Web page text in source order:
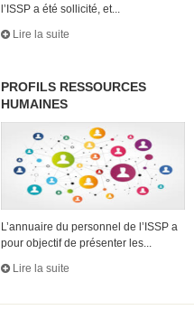
l’ISSP a été sollicité, et...
Lire la suite
PROFILS RESSOURCES
HUMAINES
L’annuaire du personnel de l’ISSP a
pour objectif de présenter les...
Lire la suite